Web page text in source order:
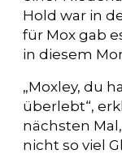
Hold war in
für Mox gab
in diesem
„Moxley, du
überlebt“,
nächsten
nicht so viel